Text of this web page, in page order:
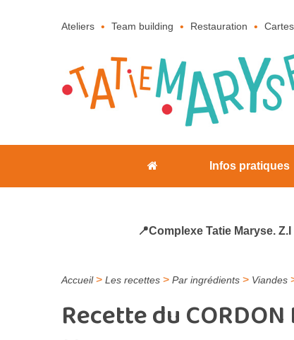
Ateliers Team building Restauration
Infos pratiques
📍Complexe Tatie Maryse.
Accueil> Les recettes > Par ingrédients > Viandes
Recette du